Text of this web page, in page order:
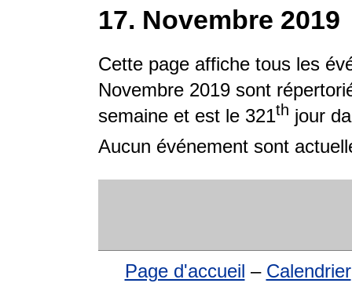
17. Novembre 2019
Cette page affiche tous les
Novembre 2019 sont
semaine et est le 321th jour
Aucun événement sont
Page d'accueil – Calendrier